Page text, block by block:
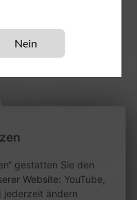
gestatten Sie den
Website: YouTube,
jederzeit ändern
Nein